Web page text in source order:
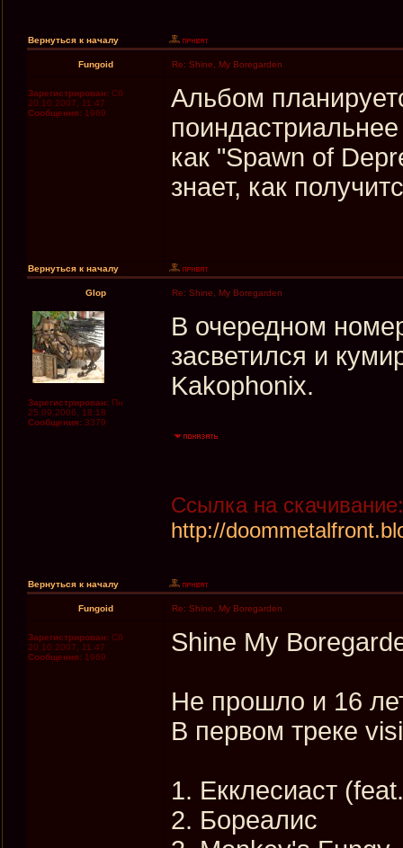
Вернуться к началу
Fungoid Re: Shine, My Boregarden
Зарегистрирован: Сб
20.10.2007, 11:47
Сообщения: 1969
Альбом
как "Spawn of
знает, как
Вернуться к началу
Glop Re: Shine, My Boregarden
Зарегистрирован: Пн
25.09.2006, 18:18
Сообщения: 3379
В очередном
засветился и
Kakophonix.
Ccылка на скачивание:
http://
Вернуться к началу
Fungoid Re: Shine, My Boregarden
Зарегистрирован: Сб
20.10.2007, 11:47
Сообщения: 1969
Shine My
Не прошло и 16
В первом треке
1. Екклесиаст
2. Бореалис